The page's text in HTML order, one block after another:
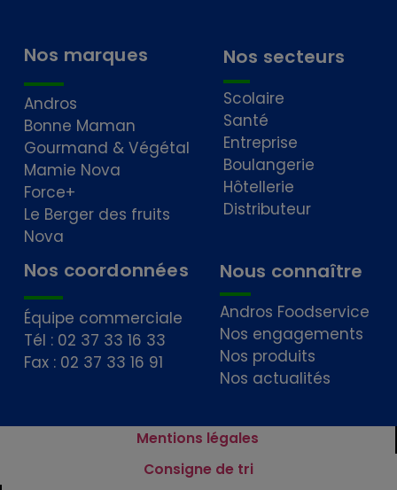
Nos marques
Andros
Bonne Maman
Gourmand & Végétal
Mamie Nova
Force+
Le Berger des fruits
Nova
Nos secteurs
Scolaire
Santé
Entreprise
Boulangerie
Hôtellerie
Distributeur
Nos coordonnées
Équipe commerciale
Tél : 02 37 33 16 33
Fax : 02 37 33 16 91
Nous connaître
Andros Foodservice
Nos engagements
Nos produits
Nos actualités
Mentions légales
Consigne de tri